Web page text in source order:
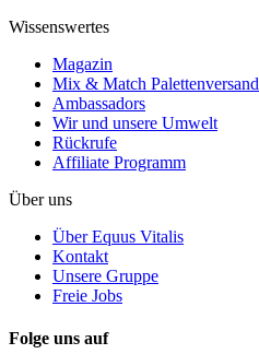
Wissenswertes
Magazin
Mix & Match Palettenversand
Ambassadors
Wir und unsere Umwelt
Rückrufe
Affiliate Programm
Über uns
Über Equus Vitalis
Kontakt
Unsere Gruppe
Freie Jobs
Folge uns auf